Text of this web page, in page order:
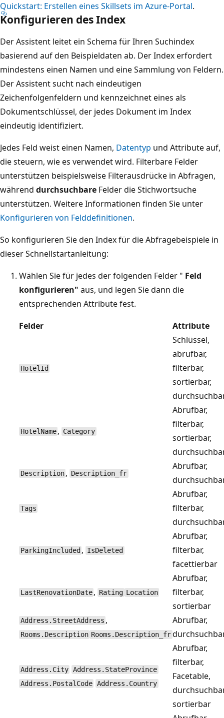
Quickstart: Erstellen eines Skillsets im Azure-Portal.
Konfigurieren des Index
Der Assistent leitet ein Schema für Ihren Suchindex
basierend auf den Beispieldaten ab. Der Index erfordert
mindestens einen Namen und eine Sammlung von Feldern.
Der Assistent sucht nach eindeutigen
Zeichenfolgenfeldern und kennzeichnet eines als
Dokumentschlüssel, der jedes Dokument im Index
eindeutig identifiziert.
Jedes Feld weist einen Namen, Datentyp und Attribute auf,
die steuern, wie es verwendet wird. Filterbare Felder
unterstützen beispielsweise Filterausdrücke in Abfragen,
während durchsuchbare Felder die Stichwortsuche
unterstützen. Weitere Informationen finden Sie unter
Konfigurieren von Felddefinitionen.
So konfigurieren Sie den Index für die Abfragebeispiele in
dieser Schnellstartanleitung:
Wählen Sie für jedes der folgenden Felder " Feld
konfigurieren" aus, und legen Sie dann die
entsprechenden Attribute fest.
Felder
Attribute
HotelId
Schlüssel,
abrufbar,
filterbar,
sortierbar,
HotelName , Category
Abrufbar,
filterbar,
sortierbar,
Description , Description_fr
Abrufbar,
Tags
Abrufbar,
filterbar,
ParkingIncluded , IsDeleted
Abrufbar,
filterbar,
facettierbar
LastRenovationDate , Rating Location
Abrufbar,
filterbar,
sortierbar
Address.StreetAddress ,
Rooms.Description Rooms.Description_fr
Abrufbar,
Address.City Address.StateProvince
Address.PostalCode Address.Country
Abrufbar,
filterbar,
Facetable,
sortierbar